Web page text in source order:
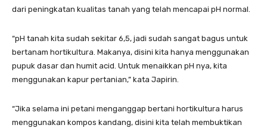
dari peningkatan kualitas tanah yang telah mencapai pH normal.
“pH tanah kita sudah sekitar 6,5, jadi sudah sangat bagus untuk
bertanam hortikultura. Makanya, disini kita hanya menggunakan
pupuk dasar dan humit acid. Untuk menaikkan pH nya, kita
menggunakan kapur pertanian,” kata Japirin.
“Jika selama ini petani menganggap bertani hortikultura harus
menggunakan kompos kandang, disini kita telah membuktikan